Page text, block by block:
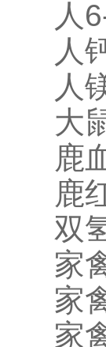
人
人
人
大
鹿
鹿
双
家
家
家